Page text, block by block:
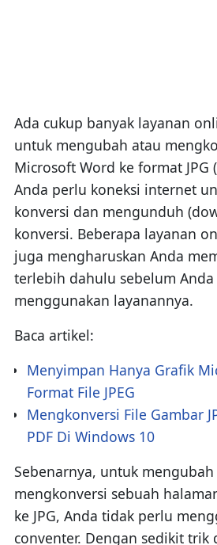
Ada cukup banyak layanan
untuk mengubah atau
Microsoft Word ke format JPG
Anda perlu koneksi internet
konversi dan mengunduh
konversi. Beberapa layanan
juga mengharuskan Anda
terlebih dahulu sebelum
menggunakan layanannya.
Baca artikel:
Menyimpan Hanya Grafik
Format File JPEG
Mengkonversi File Gambar
PDF Di Windows 10
Sebenarnya, untuk mengubah
mengkonversi sebuah
ke JPG, Anda tidak perlu
conventer. Dengan sedikit